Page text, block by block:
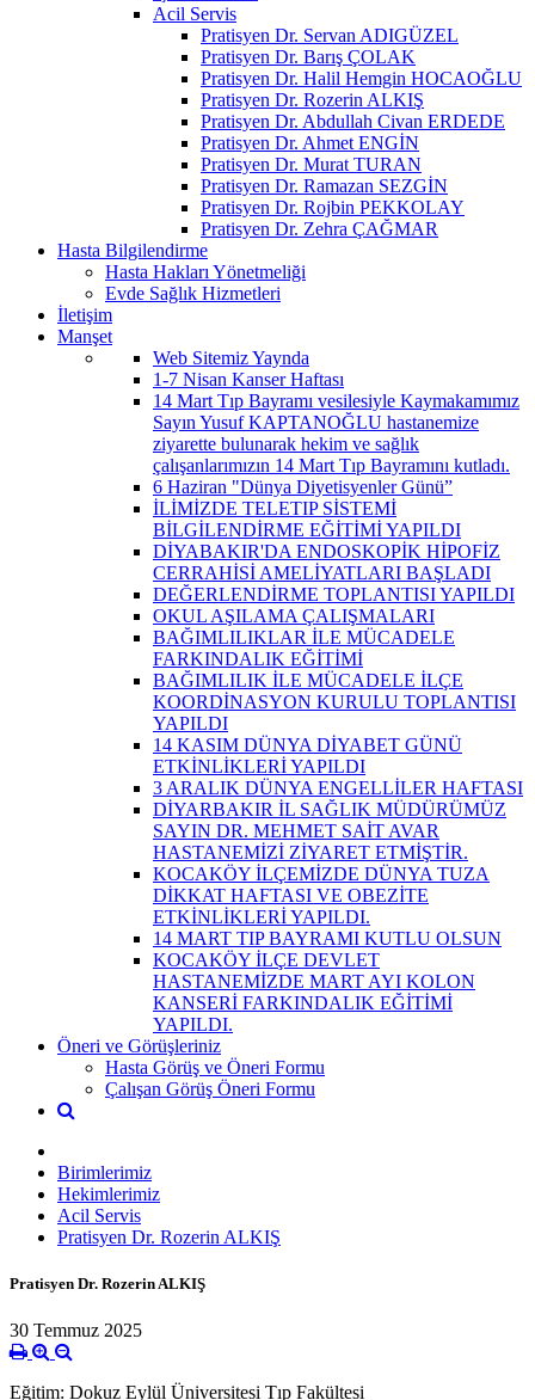
Acil Servis
Pratisyen Dr. Servan ADIGÜZEL
Pratisyen Dr. Barış ÇOLAK
Pratisyen Dr. Halil Hemgin HOCAOĞLU
Pratisyen Dr. Rozerin ALKIŞ
Pratisyen Dr. Abdullah Civan ERDEDE
Pratisyen Dr. Ahmet ENGİN
Pratisyen Dr. Murat TURAN
Pratisyen Dr. Ramazan SEZGİN
Pratisyen Dr. Rojbin PEKKOLAY
Pratisyen Dr. Zehra ÇAĞMAR
Hasta Bilgilendirme
Hasta Hakları Yönetmeliği
Evde Sağlık Hizmetleri
İletişim
Manşet
Web Sitemiz Yaynda
1-7 Nisan Kanser Haftası
14 Mart Tıp Bayramı vesilesiyle Kaymakamımız
Sayın Yusuf KAPTANOĞLU hastanemize
ziyarette bulunarak hekim ve sağlık
çalışanlarımızın 14 Mart Tıp Bayramını kutladı.
6 Haziran "Dünya Diyetisyenler Günü”
İLİMİZDE TELETIP SİSTEMİ
BİLGİLENDİRME EĞİTİMİ YAPILDI
DİYABAKIR'DA ENDOSKOPİK HİPOFİZ
CERRAHİSİ AMELİYATLARI BAŞLADI
DEĞERLENDİRME TOPLANTISI YAPILDI
OKUL AŞILAMA ÇALIŞMALARI
BAĞIMLILIKLAR İLE MÜCADELE
FARKINDALIK EĞİTİMİ
BAĞIMLILIK İLE MÜCADELE İLÇE
KOORDİNASYON KURULU TOPLANTISI
YAPILDI
14 KASIM DÜNYA DİYABET GÜNÜ
ETKİNLİKLERİ YAPILDI
3 ARALIK DÜNYA ENGELLİLER HAFTASI
DİYARBAKIR İL SAĞLIK MÜDÜRÜMÜZ
SAYIN DR. MEHMET SAİT AVAR
HASTANEMİZİ ZİYARET ETMİŞTİR.
KOCAKÖY İLÇEMİZDE DÜNYA TUZA
DİKKAT HAFTASI VE OBEZİTE
ETKİNLİKLERİ YAPILDI.
14 MART TIP BAYRAMI KUTLU OLSUN
KOCAKÖY İLÇE DEVLET
HASTANEMİZDE MART AYI KOLON
KANSERİ FARKINDALIK EĞİTİMİ
YAPILDI.
Öneri ve Görüşleriniz
Hasta Görüş ve Öneri Formu
Çalışan Görüş Öneri Formu
Birimlerimiz
Hekimlerimiz
Acil Servis
Pratisyen Dr. Rozerin ALKIŞ
Pratisyen Dr. Rozerin ALKIŞ
30 Temmuz 2025
Eğitim: Dokuz Eylül Üniversitesi Tıp Fakültesi